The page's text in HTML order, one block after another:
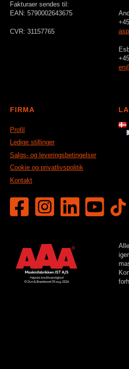
Fakturaer sendes til:
EAN: 5790002643675
CVR: 31157765
FIRMA
Profil
Ledige stillinger
Salgs- og leveringsbetingelser
Cookie og privatlivspolitik
Kontakt